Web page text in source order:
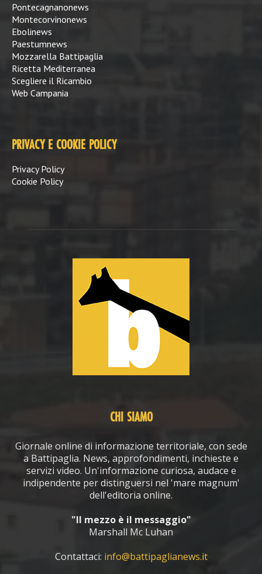
Pontecagnanonews
Montecorvinonews
Ebolinews
Paestumnews
Mozzarella Battipaglia
Ricetta Mediterranea
Scegliere il Ricambio
Web Campania
PRIVACY E COOKIE POLICY
Privacy Policy
Cookie Policy
CHI SIAMO
Giornale online di informazione territoriale, con sede
a Battipaglia. News, approfondimenti, inchieste e
servizi video. Un'informazione curiosa, audace e
indipendente per distinguersi nel 'mare magnum'
dell'editoria online.
"Il mezzo è il messaggio"
Marshall Mc Luhan
Contattaci: info@battipaglianews.it